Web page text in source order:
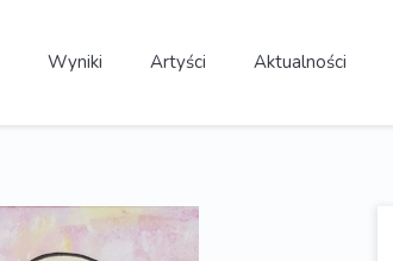
Wyniki Artyści Aktualności